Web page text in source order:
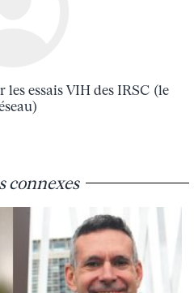
les essais VIH des IRSC (le
connexes